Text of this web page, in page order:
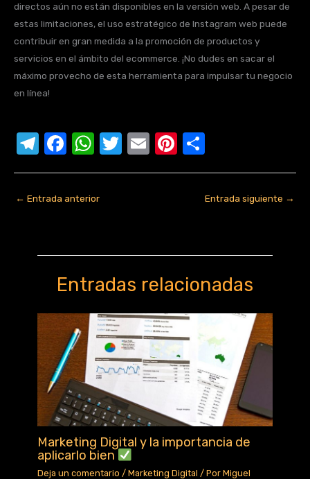
directos aún no están disponibles en la versión web. A pesar de
estas limitaciones, el uso estratégico de Instagram web puede
contribuir en gran medida a la promoción de productos y
servicios en el ámbito del ecommerce. ¡No dudes en sacar el
máximo provecho de esta herramienta para impulsar tu negocio
en línea!
T
el
gr
m
F
a
e
o
o
k
W
h
s
p
p
T
w
E
m
Pi
nt o
p
tir
← Entrada anterior Entrada siguiente →
Entradas relacionadas
Marketing Digital y la importancia de
aplicarlo bien
Deja un comentario /Marketing Digital / PorMiguel